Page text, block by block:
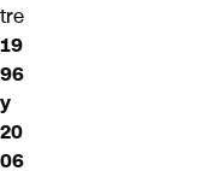
tre
19
96
y
20
06